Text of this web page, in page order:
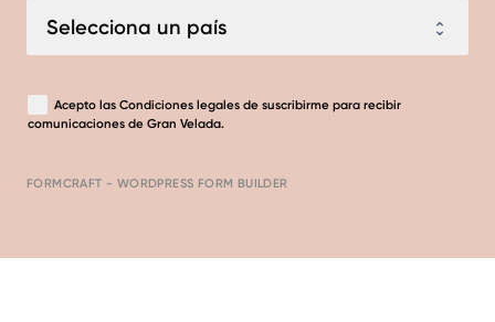
Acepto las Condiciones legalesde suscribirme para recibir
comunicaciones de Gran Velada.
FORMCRAFT - WORDPRESS FORM BUILDER